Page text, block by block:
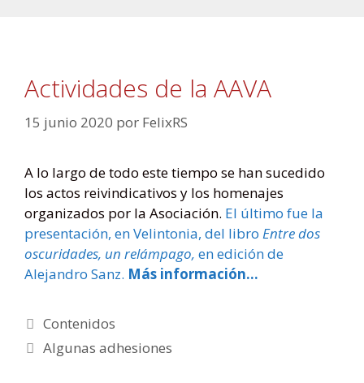
Actividades de la AAVA
15 junio 2020 por FelixRS
A lo largo de todo este tiempo se han sucedido
los actos reivindicativos y los homenajes
organizados por la Asociación. El último fue la
presentación, en Velintonia, del libro Entre dos
oscuridades, un relámpago, en edición de
Alejandro Sanz. Más información…
Contenidos
Algunas adhesiones